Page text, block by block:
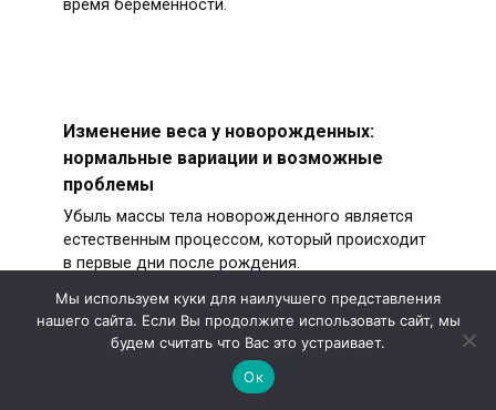
время беременности.
Изменение веса у новорожденных:
нормальные вариации и возможные
проблемы
Убыль массы тела новорожденного является
естественным процессом, который происходит
в первые дни после рождения.
© 2026 Здоровья и ЗОЖ - Интернет-журнал о полезных
Мы используем куки для наилучшего представления
нашего сайта. Если Вы продолжите использовать сайт, мы
будем считать что Вас это устраивает.
Ок